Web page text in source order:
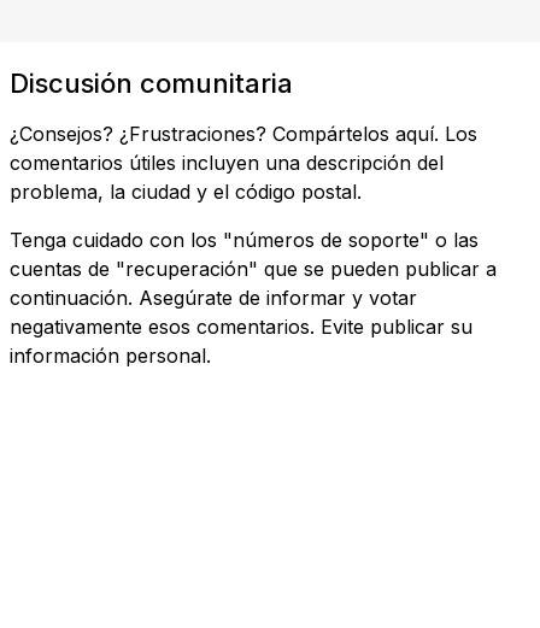
Discusión comunitaria
¿Consejos? ¿Frustraciones? Compártelos aquí. Los
comentarios útiles incluyen una descripción del
problema, la ciudad y el código postal.
Tenga cuidado con los "números de soporte" o las
cuentas de "recuperación" que se pueden publicar a
continuación. Asegúrate de informar y votar
negativamente esos comentarios. Evite publicar su
información personal.